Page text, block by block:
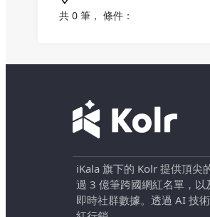
共 0 筆 ， 條件：
iKala 旗下的 Kolr 提供頂尖
過 3 億筆跨國網紅名單，
即時社群數據。透過 AI 技